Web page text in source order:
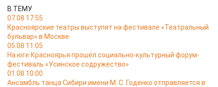
В ТЕМУ
07.08 17:55
Красноярские театры выступят на фестивале «Театральный
бульвар» в Москве
05.08 11:05
На юге Красноярья прошёл социально-культурный форум-
фестиваль «Усинское содружество»
01.08 10:00
Ансамбль танца Сибири имени М. С. Годенко отправляется в